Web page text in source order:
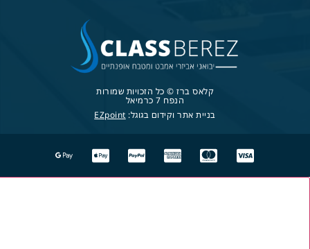
קלאס ברז © כל הזכויות שמורות
הנפח 7 כרמיאל
בניית אתר וקידום בגוגל: EZpoint